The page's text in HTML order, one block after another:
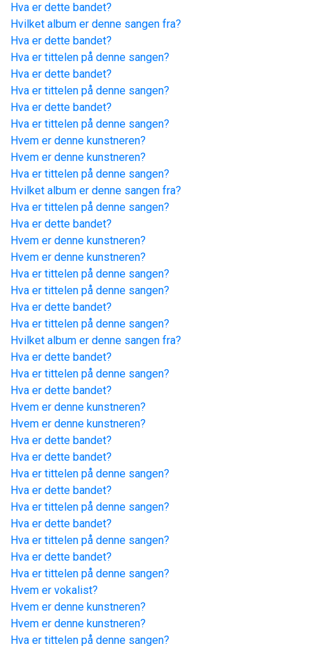
Hva er dette bandet?
Hvilket album er denne sangen fra?
Hva er dette bandet?
Hva er tittelen på denne sangen?
Hva er dette bandet?
Hva er tittelen på denne sangen?
Hva er dette bandet?
Hva er tittelen på denne sangen?
Hvem er denne kunstneren?
Hvem er denne kunstneren?
Hva er tittelen på denne sangen?
Hvilket album er denne sangen fra?
Hva er tittelen på denne sangen?
Hva er dette bandet?
Hvem er denne kunstneren?
Hvem er denne kunstneren?
Hva er tittelen på denne sangen?
Hva er tittelen på denne sangen?
Hva er dette bandet?
Hva er tittelen på denne sangen?
Hvilket album er denne sangen fra?
Hva er dette bandet?
Hva er tittelen på denne sangen?
Hva er dette bandet?
Hvem er denne kunstneren?
Hvem er denne kunstneren?
Hva er dette bandet?
Hva er dette bandet?
Hva er tittelen på denne sangen?
Hva er dette bandet?
Hva er tittelen på denne sangen?
Hva er dette bandet?
Hva er tittelen på denne sangen?
Hva er dette bandet?
Hva er tittelen på denne sangen?
Hvem er vokalist?
Hvem er denne kunstneren?
Hvem er denne kunstneren?
Hva er tittelen på denne sangen?